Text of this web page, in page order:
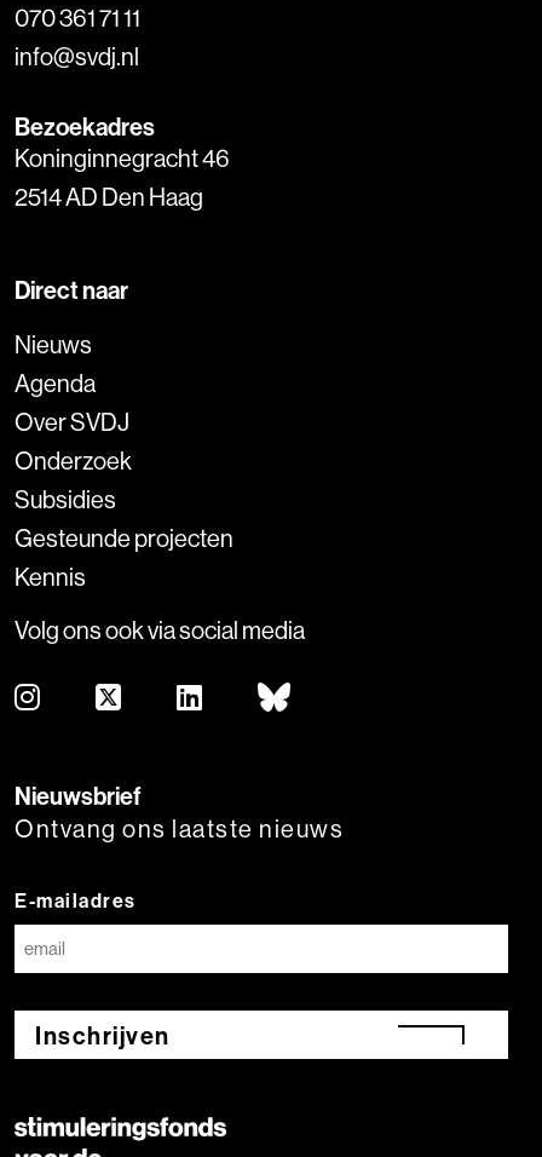
070 361 71 11
info@svdj.nl
Bezoekadres
Koninginnegracht 46
2514 AD Den Haag
Direct naar
Nieuws
Agenda
Over SVDJ
Onderzoek
Subsidies
Gesteunde projecten
Kennis
Volg ons ook via social media
Nieuwsbrief
Ontvang ons laatste nieuws
E-mailadres
Inschrijven